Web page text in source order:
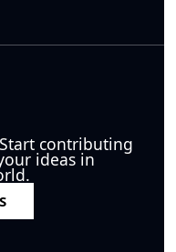
contributing
ideas in